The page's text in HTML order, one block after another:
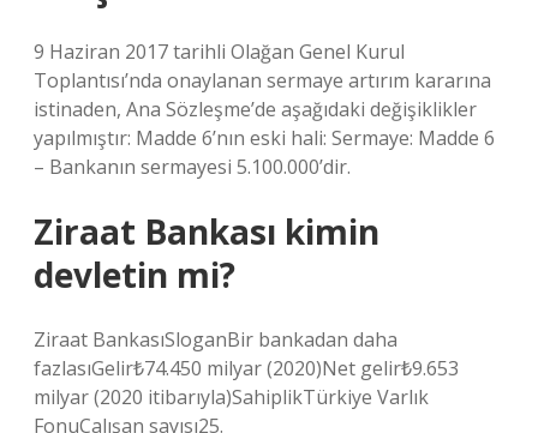
9 Haziran 2017 tarihli Olağan Genel Kurul
Toplantısı’nda onaylanan sermaye artırım kararına
istinaden, Ana Sözleşme’de aşağıdaki değişiklikler
yapılmıştır: Madde 6’nın eski hali: Sermaye: Madde 6
– Bankanın sermayesi 5.100.000’dir.
Ziraat Bankası kimin
devletin mi?
Ziraat BankasıSloganBir bankadan daha
fazlasıGelir₺74.450 milyar (2020)Net gelir₺9.653
milyar (2020 itibarıyla)SahiplikTürkiye Varlık
FonuÇalışan sayısı25.